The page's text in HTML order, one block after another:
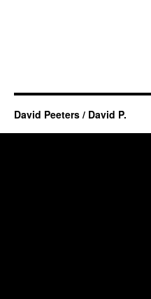
David Peeters / David P.